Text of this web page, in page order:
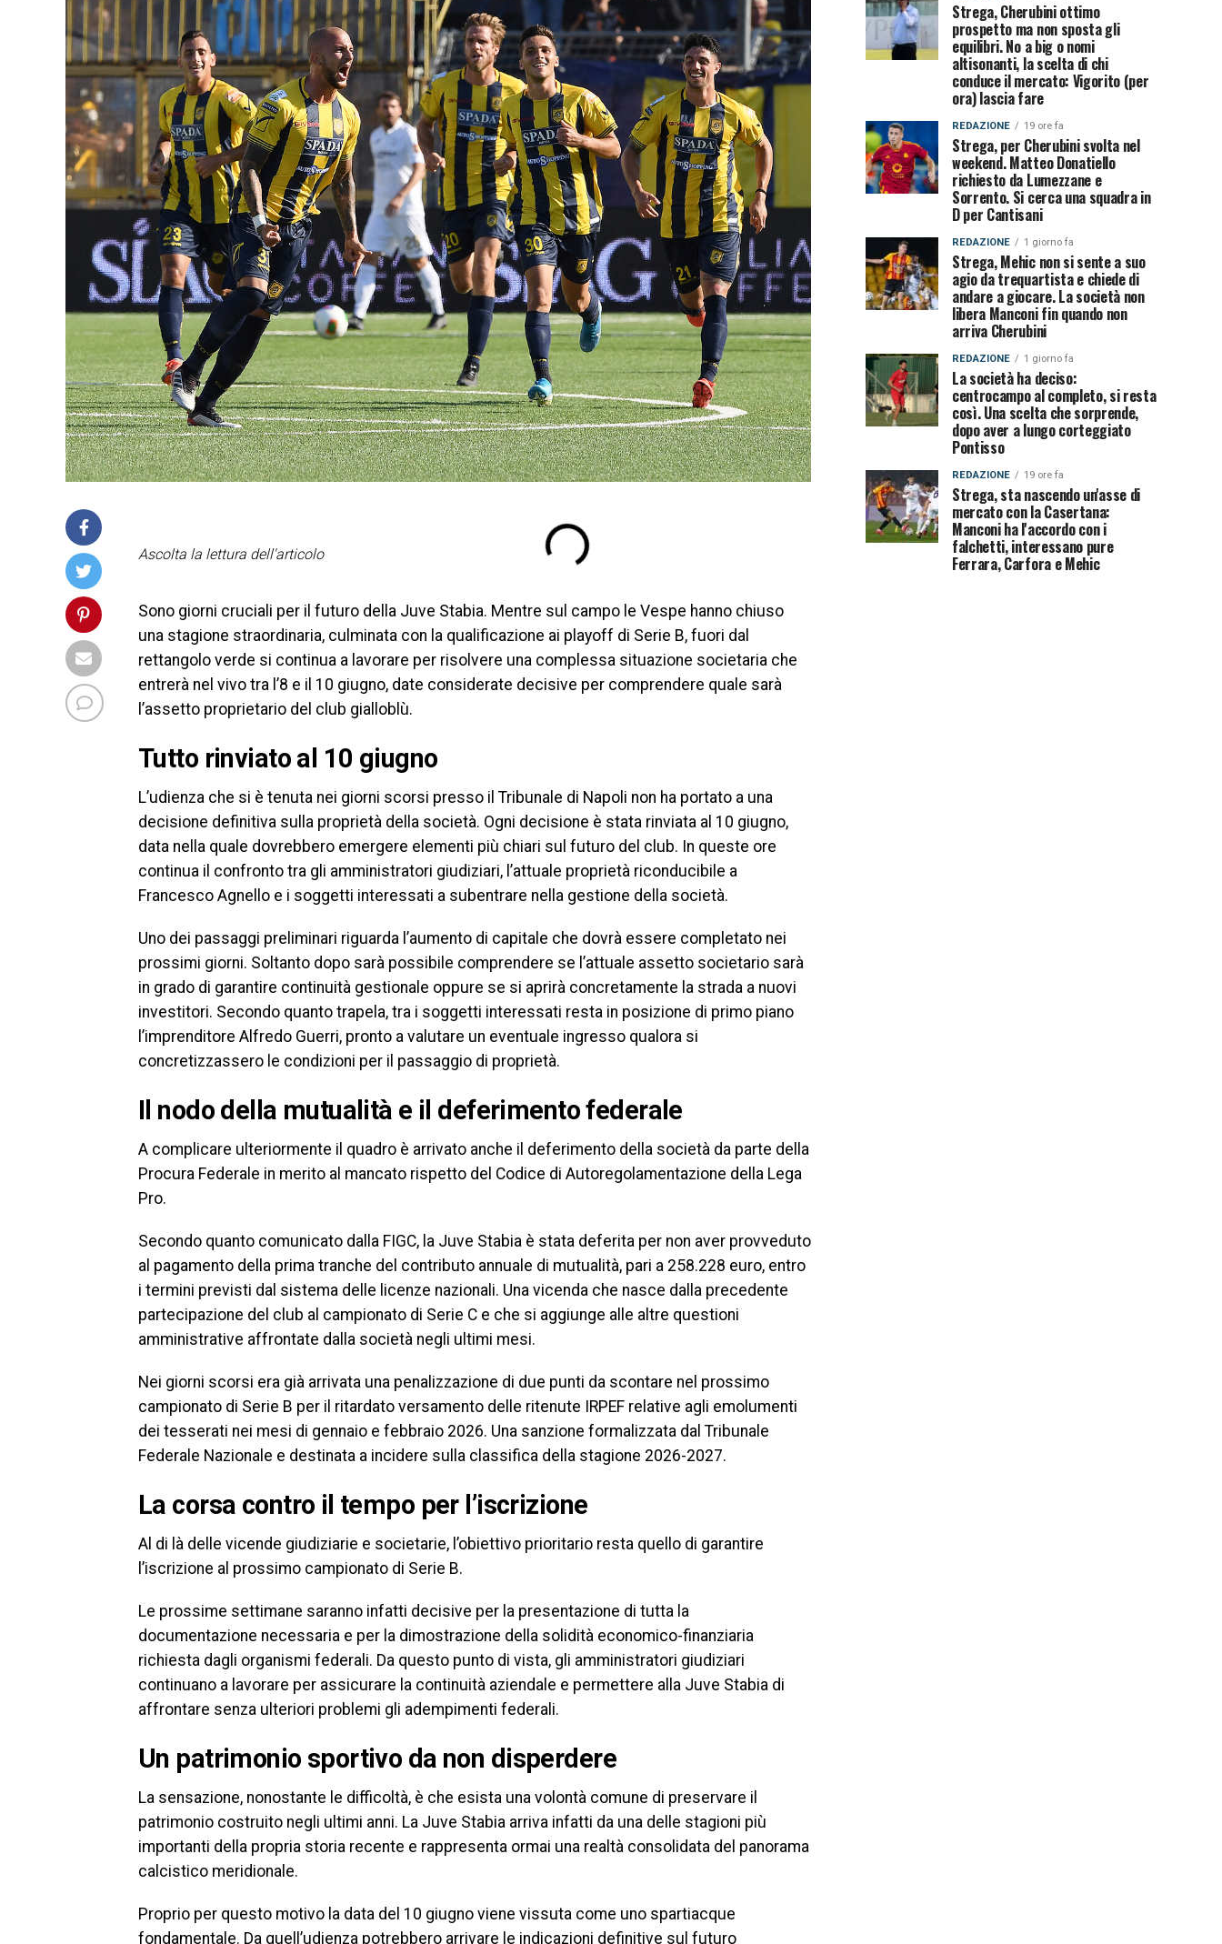
Ascolta la lettura dell'articolo
Sono giorni cruciali per il futuro della Juve Stabia. Mentre sul campo le Vespe hanno chiuso
una stagione straordinaria, culminata con la qualificazione ai playoff di Serie B, fuori dal
rettangolo verde si continua a lavorare per risolvere una complessa situazione societaria che
entrerà nel vivo tra l’8 e il 10 giugno, date considerate decisive per comprendere quale sarà
l’assetto proprietario del club gialloblù.
Tutto rinviato al 10 giugno
L’udienza che si è tenuta nei giorni scorsi presso il Tribunale di Napoli non ha portato a una
decisione definitiva sulla proprietà della società. Ogni decisione è stata rinviata al 10 giugno,
data nella quale dovrebbero emergere elementi più chiari sul futuro del club. In queste ore
continua il confronto tra gli amministratori giudiziari, l’attuale proprietà riconducibile a
Francesco Agnello e i soggetti interessati a subentrare nella gestione della società.
Uno dei passaggi preliminari riguarda l’aumento di capitale che dovrà essere completato nei
prossimi giorni. Soltanto dopo sarà possibile comprendere se l’attuale assetto societario sarà
in grado di garantire continuità gestionale oppure se si aprirà concretamente la strada a nuovi
investitori. Secondo quanto trapela, tra i soggetti interessati resta in posizione di primo piano
l’imprenditore Alfredo Guerri, pronto a valutare un eventuale ingresso qualora si
concretizzassero le condizioni per il passaggio di proprietà.
Il nodo della mutualità e il deferimento federale
A complicare ulteriormente il quadro è arrivato anche il deferimento della società da parte della
Procura Federale in merito al mancato rispetto del Codice di Autoregolamentazione della Lega
Pro.
Secondo quanto comunicato dalla FIGC, la Juve Stabia è stata deferita per non aver provveduto
al pagamento della prima tranche del contributo annuale di mutualità, pari a 258.228 euro, entro
i termini previsti dal sistema delle licenze nazionali. Una vicenda che nasce dalla precedente
partecipazione del club al campionato di Serie C e che si aggiunge alle altre questioni
amministrative affrontate dalla società negli ultimi mesi.
Nei giorni scorsi era già arrivata una penalizzazione di due punti da scontare nel prossimo
campionato di Serie B per il ritardato versamento delle ritenute IRPEF relative agli emolumenti
dei tesserati nei mesi di gennaio e febbraio 2026. Una sanzione formalizzata dal Tribunale
Federale Nazionale e destinata a incidere sulla classifica della stagione 2026-2027.
La corsa contro il tempo per l’iscrizione
Al di là delle vicende giudiziarie e societarie, l’obiettivo prioritario resta quello di garantire
l’iscrizione al prossimo campionato di Serie B.
Le prossime settimane saranno infatti decisive per la presentazione di tutta la
documentazione necessaria e per la dimostrazione della solidità economico-finanziaria
richiesta dagli organismi federali. Da questo punto di vista, gli amministratori giudiziari
continuano a lavorare per assicurare la continuità aziendale e permettere alla Juve Stabia di
affrontare senza ulteriori problemi gli adempimenti federali.
Un patrimonio sportivo da non disperdere
La sensazione, nonostante le difficoltà, è che esista una volontà comune di preservare il
patrimonio costruito negli ultimi anni. La Juve Stabia arriva infatti da una delle stagioni più
importanti della propria storia recente e rappresenta ormai una realtà consolidata del panorama
calcistico meridionale.
Proprio per questo motivo la data del 10 giugno viene vissuta come uno spartiacque
fondamentale. Da quell’udienza potrebbero arrivare le indicazioni definitive sul futuro
Strega, Cherubini ottimo
prospetto ma non sposta gli
equilibri. No a big o nomi
altisonanti, la scelta di chi
conduce il mercato: Vigorito (per
ora) lascia fare
REDAZIONE 19 ore fa
Strega, per Cherubini svolta nel
weekend. Matteo Donatiello
richiesto da Lumezzane e
Sorrento. Si cerca una squadra in
D per Cantisani
REDAZIONE 1 giorno fa
Strega, Mehic non si sente a suo
agio da trequartista e chiede di
andare a giocare. La società non
libera Manconi fin quando non
arriva Cherubini
REDAZIONE 1 giorno fa
La società ha deciso:
centrocampo al completo, si resta
così. Una scelta che sorprende,
dopo aver a lungo corteggiato
Pontisso
REDAZIONE 19 ore fa
Strega, sta nascendo un'asse di
mercato con la Casertana:
Manconi ha l'accordo con i
falchetti, interessano pure
Ferrara, Carfora e Mehic